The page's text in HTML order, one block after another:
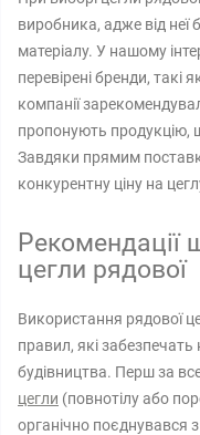
виробника, адже від неї
матеріалу. У нашому
перевірені бренди,
компанії
пропонують продукцію,
Завдяки прямим
конкурентну ціну на
Рекомендації
цегли рядової
Використання рядової
правил, які забезпечать
будівництва. Перш за
цегли (повнотілу або
органічно поєднувався